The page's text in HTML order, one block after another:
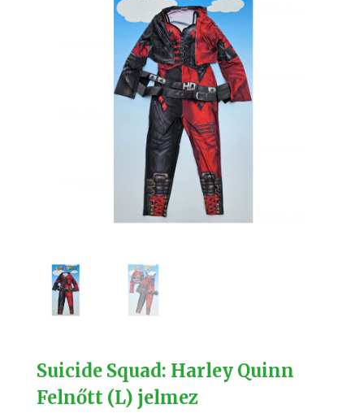
Suicide Squad: Harley Quinn
Felnőtt (L) jelmez